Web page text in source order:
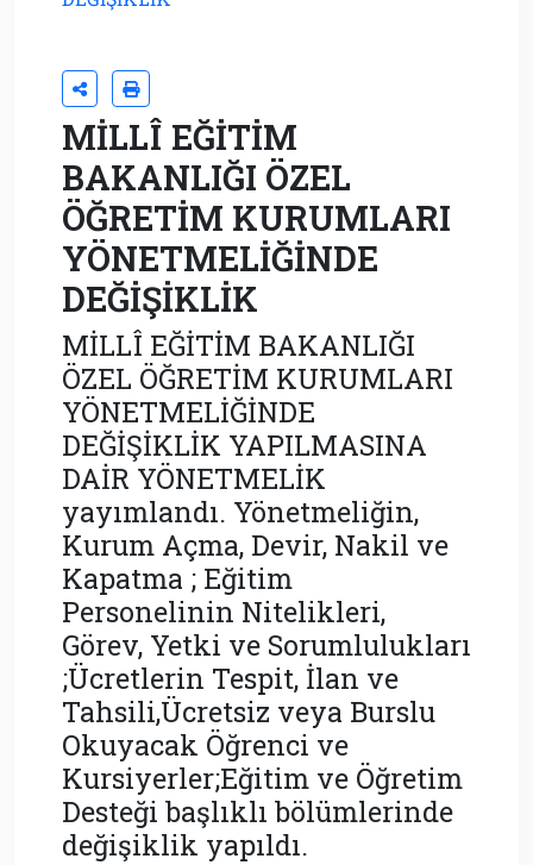
MİLLÎ EĞİTİM
BAKANLIĞI ÖZEL
ÖĞRETİM KURUMLARI
YÖNETMELİĞİNDE
DEĞİŞİKLİK
MİLLÎ EĞİTİM BAKANLIĞI
ÖZEL ÖĞRETİM KURUMLARI
YÖNETMELİĞİNDE
DEĞİŞİKLİK YAPILMASINA
DAİR YÖNETMELİK
yayımlandı. Yönetmeliğin,
Kurum Açma, Devir, Nakil ve
Kapatma ; Eğitim
Personelinin Nitelikleri,
Görev, Yetki ve Sorumlulukları
;Ücretlerin Tespit, İlan ve
Tahsili,Ücretsiz veya Burslu
Okuyacak Öğrenci ve
Kursiyerler;Eğitim ve Öğretim
Desteği başlıklı bölümlerinde
değişiklik yapıldı.